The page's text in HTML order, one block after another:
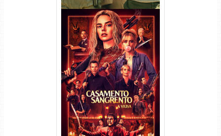
Casamento Sangrento: A
Viúva Torrent (2026) WEB-DL
720p/1080p/4K Dual Áudio